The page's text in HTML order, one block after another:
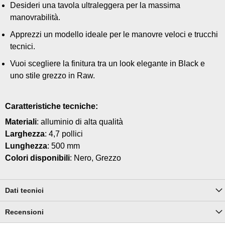
Desideri una tavola ultraleggera per la massima
manovrabilità.
Apprezzi un modello ideale per le manovre veloci e trucchi
tecnici.
Vuoi scegliere la finitura tra un look elegante in Black e
uno stile grezzo in Raw.
Caratteristiche tecniche:
Materiali: alluminio di alta qualità
Larghezza: 4,7 pollici
Lunghezza: 500 mm
Colori disponibili: Nero, Grezzo
Dati tecnici
Recensioni